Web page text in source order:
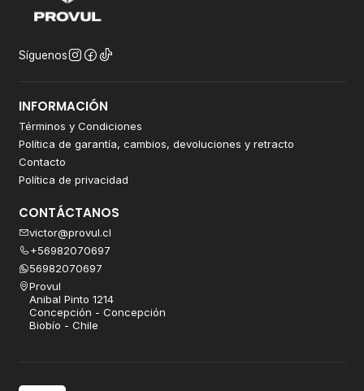
Síguenos
INFORMACIÓN
Términos y Condiciones
Política de garantía, cambios, devoluciones y retracto
Contacto
Política de privacidad
CONTÁCTANOS
victor@provul.cl
+56982070697
56982070697
Provul
Anibal Pinto 1214
Concepción - Concepción
Biobío - Chile